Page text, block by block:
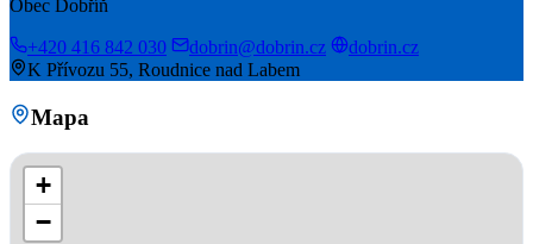
Obec Dobříň
+420 416 842 030 dobrin@dobrin.cz
dobrin.cz
K Přívozu 55, Roudnice nad Labem
Mapa
+
−